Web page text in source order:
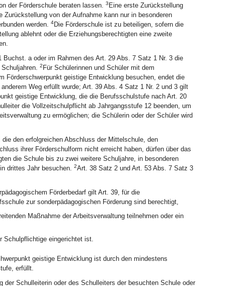
der Förderschule beraten lassen. 3 Eine erste Zurückstellung
von der Aufnahme kann nur in besonderen
werden. 4Die Förderschule ist zu beteiligen, sofern die
ablehnt oder die Erziehungsberechtigten eine zweite
a oder im Rahmen des Art. 29 Abs. 7 Satz 1 Nr. 3 die
2 Für Schülerinnen und Schüler mit dem
Förderschwerpunkt geistige Entwicklung besuchen, endet die
Weg erfüllt wurde; Art. 39 Abs. 4 Satz 1 Nr. 2 und 3 gilt
geistige Entwicklung, die die Berufsschulstufe nach Art. 20
die Vollzeitschulpflicht ab Jahrgangsstufe 12 beenden, um
zu ermöglichen; die Schülerin oder der Schüler wird
den erfolgreichen Abschluss der Mittelschule, den
ihrer Förderschulform nicht erreicht haben, dürfen über das
die Schule bis zu zwei weitere Schuljahre, in besonderen
drittes Jahr besuchen. 2Art. 38 Satz 2 und Art. 53 Abs. 7 Satz 3
Förderbedarf gilt Art. 39, für die
zur sonderpädagogischen Förderung sind berechtigt,
Maßnahme der Arbeitsverwaltung teilnehmen oder ein
Schulpflichtige eingerichtet ist.
geistige Entwicklung ist durch den mindestens
erfüllt.
Schulleiterin oder des Schulleiters der besuchten Schule oder